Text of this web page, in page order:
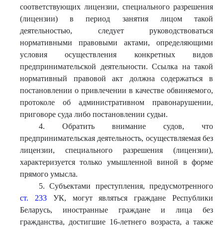
соответствующих лицензии, специального разрешения
(лицензии) в период занятия лицом такой
деятельностью, следует руководствоваться
нормативными правовыми актами, определяющими
условия осуществления конкретных видов
предпринимательской деятельности. Ссылка на такой
нормативный правовой акт должна содержаться в
постановлении о привлечении в качестве обвиняемого,
протоколе об административном правонарушении,
приговоре суда либо постановлении судьи.
4. Обратить внимание судов, что
предпринимательская деятельность, осуществляемая без
лицензии, специального разрешения (лицензии),
характеризуется только умышленной виной в форме
прямого умысла.
5. Субъектами преступления, предусмотренного
ст. 233УК, могут являться граждане Республики
Беларусь, иностранные граждане и лица без
гражданства, достигшие 16-летнего возраста, а также